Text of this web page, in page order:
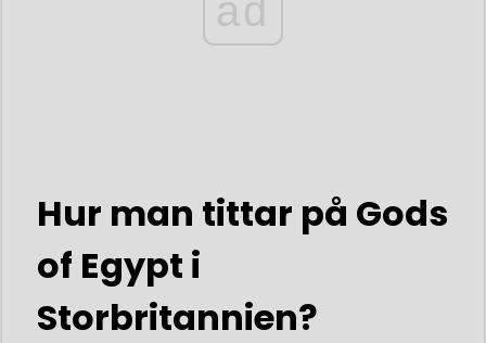
ad
Hur man tittar på Gods
of Egypt i
Storbritannien?